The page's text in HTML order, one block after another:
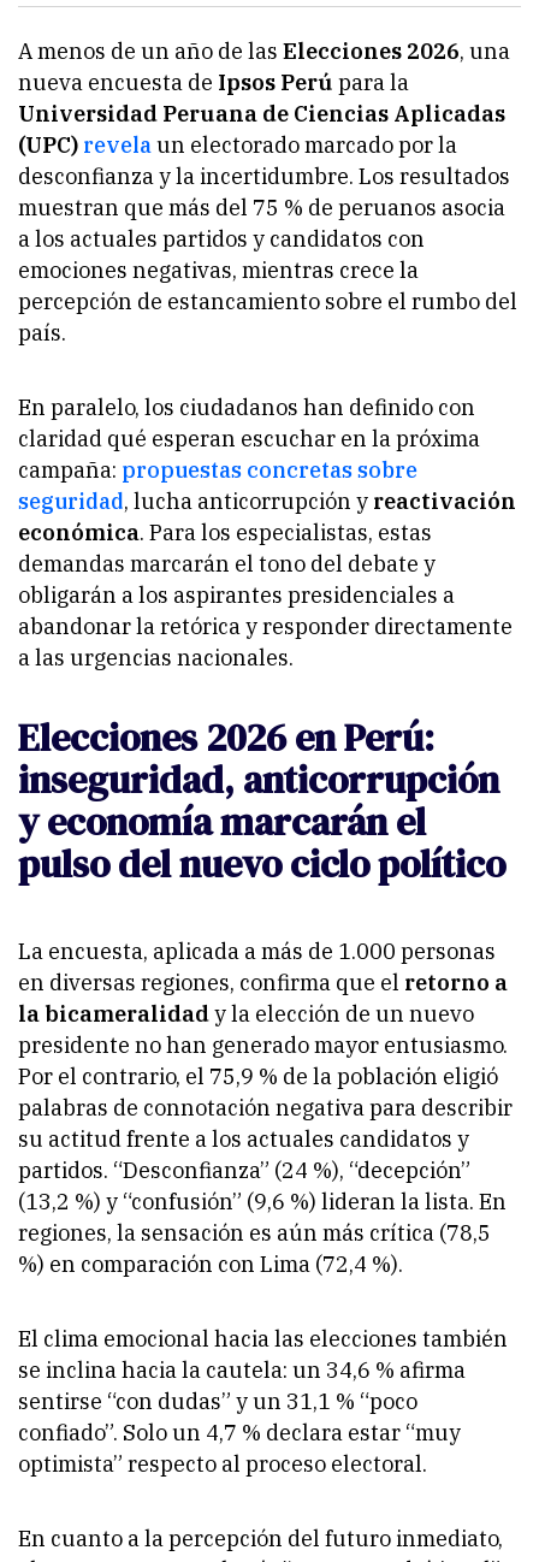
A menos de un año de las Elecciones 2026, una
nueva encuesta de Ipsos Perú para la
Universidad Peruana de Ciencias Aplicadas
(UPC) revelaun electorado marcado por la
desconfianza y la incertidumbre. Los resultados
muestran que más del 75 % de peruanos asocia
a los actuales partidos y candidatos con
emociones negativas, mientras crece la
percepción de estancamiento sobre el rumbo del
país.
En paralelo, los ciudadanos han definido con
claridad qué esperan escuchar en la próxima
campaña: propuestas concretas sobre
seguridad, lucha anticorrupción y reactivación
económica. Para los especialistas, estas
demandas marcarán el tono del debate y
obligarán a los aspirantes presidenciales a
abandonar la retórica y responder directamente
a las urgencias nacionales.
Elecciones 2026 en Perú:
inseguridad, anticorrupción
y economía marcarán el
pulso del nuevo ciclo político
La encuesta, aplicada a más de 1.000 personas
en diversas regiones, confirma que el retorno a
la bicameralidady la elección de un nuevo
presidente no han generado mayor entusiasmo.
Por el contrario, el 75,9 % de la población eligió
palabras de connotación negativa para describir
su actitud frente a los actuales candidatos y
partidos. “Desconfianza” (24 %), “decepción”
(13,2 %) y “confusión” (9,6 %) lideran la lista. En
regiones, la sensación es aún más crítica (78,5
%) en comparación con Lima (72,4 %).
El clima emocional hacia las elecciones también
se inclina hacia la cautela: un 34,6 % afirma
sentirse “con dudas” y un 31,1 % “poco
confiado”. Solo un 4,7 % declara estar “muy
optimista” respecto al proceso electoral.
En cuanto a la percepción del futuro inmediato,